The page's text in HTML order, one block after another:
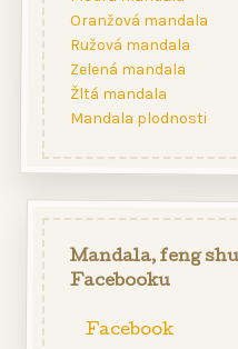
Oranžová mandala
Ružová mandala
Zelená mandala
Žltá mandala
Mandala plodnosti
Mandala, feng
Facebooku
Facebook